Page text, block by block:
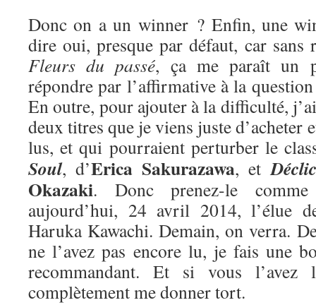
Donc on a un winner ? Enfin, une
dire oui, presque par défaut, car sans
Fleurs du passé, ça me paraît un
répondre par l’affirmative à la
En outre, pour ajouter à la difficulté,
deux titres que je viens juste d’acheter
lus, et qui pourraient perturber le
Soul, d’Erica Sakurazawa, et
Okazaki. Donc prenez-le
aujourd’hui, 24 avril 2014, l’élue
Haruka Kawachi. Demain, on verra.
ne l’avez pas encore lu, je fais une
recommandant. Et si vous l’avez
complètement me donner tort.